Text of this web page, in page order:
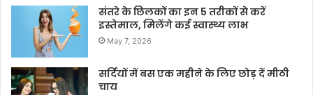
संतरे के छिलकों का इन 5 तरीकों से करें
इस्तेमाल, मिलेंगे कई स्वास्थ्य लाभ
May 7, 2026
सर्दियों में बस एक महीने के लिए छोड़ दें मीठी
चाय